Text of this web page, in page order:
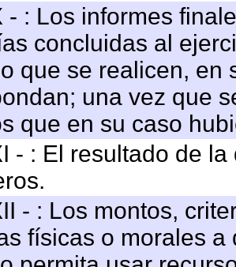
- : Los informes
concluidas al
que se realicen, en
una vez que
que en su caso
- : El resultado de
- : Los montos,
físicas o morales